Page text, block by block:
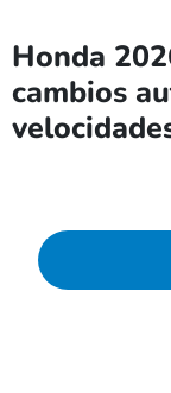
Honda
cambios